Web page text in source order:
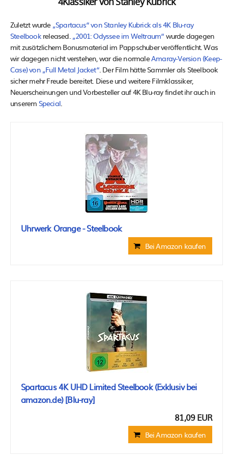
4Klassiker von Stanley Kubrick
Zuletzt wurde „Spartacus“ von Stanley Kubrick als 4K Blu-ray
Steelbookreleased. „2001: Odyssee im Weltraum“ wurde dagegen
mit zusätzlichem Bonusmaterial im Pappschuber veröffentlicht. Was
wir dagegen nicht verstehen, war die normaleAmaray-Version (Keep-
Case) von „Full Metal Jacket“. Der Film hätte Sammler als Steelbook
sicher mehr Freude bereitet. Diese und weitere Filmklassiker,
Neuerscheinungen und Vorbesteller auf 4K Blu-ray findet ihr auch in
unserem Special
Uhrwerk Orange - Steelbook
Bei Amazon kaufen
Spartacus 4K UHD Limited Steelbook (Exklusiv bei
amazon.de) [Blu-ray]
81,09 EUR
Bei Amazon kaufen